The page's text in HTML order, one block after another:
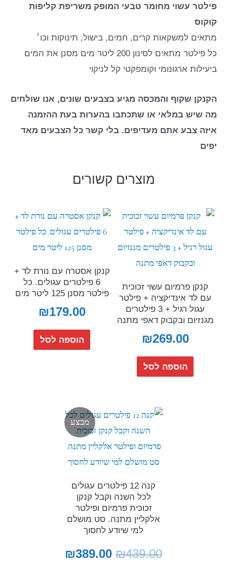
פילטר עשוי מחומר טבעי המופק משריפת קליפות
קוקוס
מתאים למשקאות קרים, חמים, בישול, תינוקות וכו׳
כל פילטר מתאים לסינון 200 ליטר מים מסנן את המים
ביעילות ארגונומי וקומפקטי קל לניקוי
הקנקן שקוף והמכסה מגיע בצבעים שונים, אנו שולחים
מה שיש במלאי או שתכתבו בהערות בעת ההזמנה
איזה צבע אתם מעדיפים. בלי קשר כל הצבעים מאד
יפים
מוצרים קשורים
קנקן פרמיום עשוי זכוכית
עם לד אינדיקציה + פילטר
עגול רגיל + 3 פילטרים
מגנזיום ובקבוק דאפי מתנה
₪269.00
הוספה לסל
קנקן אסטרה עם נורת לד +
6 פילטרים עגולים. כל
פילטר מסנן 125 ליטר מים
₪179.00
הוספה לסל
מבצע
קנה 12 פילטרים עגולים
לכל השנה וקבל קנקן
זכוכית פרמיום ופילטר
אלקליין מתנה. סט מושלם
למי שיודע לחסוך
₪439.00
₪389.00